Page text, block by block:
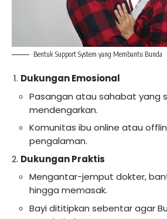
Bentuk Support System yang Membantu Bunda
Dukungan Emosional
Pasangan atau sahabat yang
mendengarkan.
Komunitas ibu online atau
pengalaman.
Dukungan Praktis
Mengantar-jemput dokter,
hingga memasak.
Bayi dititipkan sebentar agar